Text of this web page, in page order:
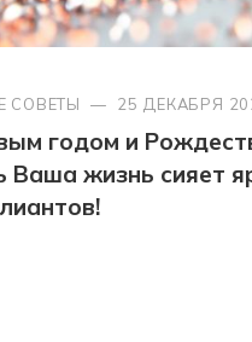
СОВЕТЫ — 25 ДЕКАБРЯ
годом и
Ваша жизнь сияет